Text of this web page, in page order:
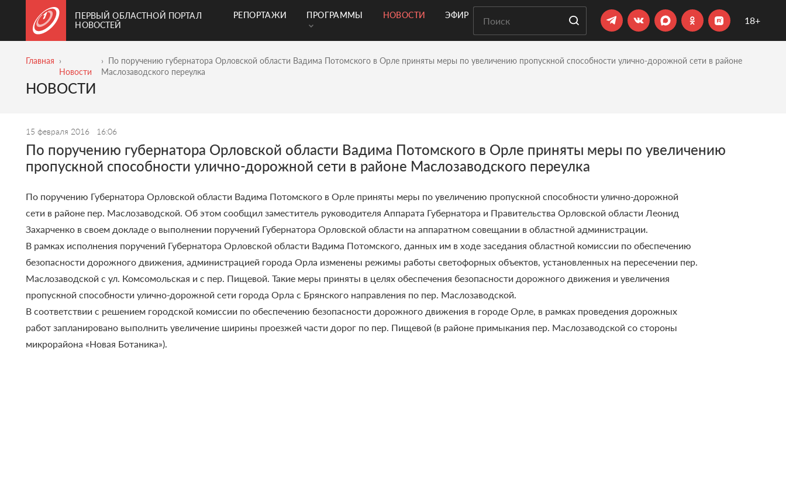
ПЕРВЫЙ ОБЛАСТНОЙ ПОРТАЛ
НОВОСТЕЙ
РЕПОРТАЖИ ПРОГРАММЫ НОВОСТИ ЭФИР 18+
Главная
Новости
По поручению губернатора Орловской области Вадима Потомского в Орле приняты меры по увеличению пропускной способности улично-дорожной сети в районе
Маслозаводского переулка
НОВОСТИ
15 февраля 2016 16:06
По поручению губернатора Орловской области Вадима Потомского в Орле приняты меры по увеличению
пропускной способности улично-дорожной сети в районе Маслозаводского переулка
По поручению Губернатора Орловской области Вадима Потомского в Орле приняты меры по увеличению пропускной способности улично-дорожной
сети в районе пер. Маслозаводской. Об этом сообщил заместитель руководителя Аппарата Губернатора и Правительства Орловской области Леонид
Захарченко в своем докладе о выполнении поручений Губернатора Орловской области на аппаратном совещании в областной администрации.
В рамках исполнения поручений Губернатора Орловской области Вадима Потомского, данных им в ходе заседания областной комиссии по обеспечению
безопасности дорожного движения, администрацией города Орла изменены режимы работы светофорных объектов, установленных на пересечении пер.
Маслозаводской с ул. Комсомольская и с пер. Пищевой. Такие меры приняты в целях обеспечения безопасности дорожного движения и увеличения
пропускной способности улично-дорожной сети города Орла с Брянского направления по пер. Маслозаводской.
В соответствии с решением городской комиссии по обеспечению безопасности дорожного движения в городе Орле, в рамках проведения дорожных
работ запланировано выполнить увеличение ширины проезжей части дорог по пер. Пищевой (в районе примыкания пер. Маслозаводской со стороны
микрорайона «Новая Ботаника»).